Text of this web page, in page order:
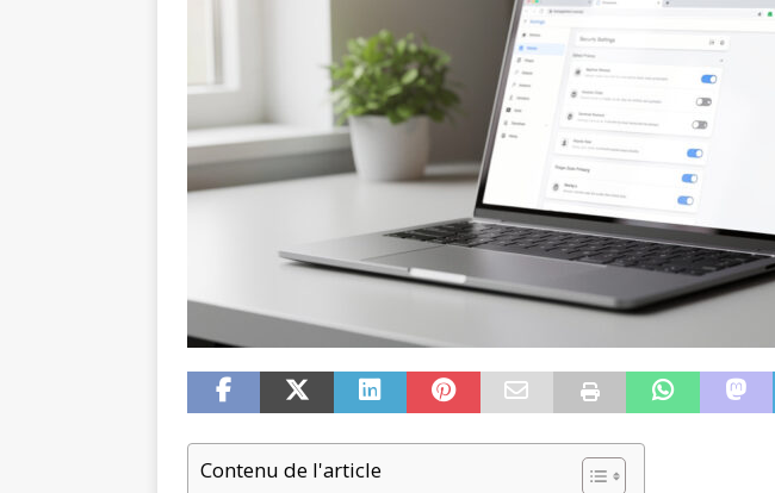
Contenu de l'article